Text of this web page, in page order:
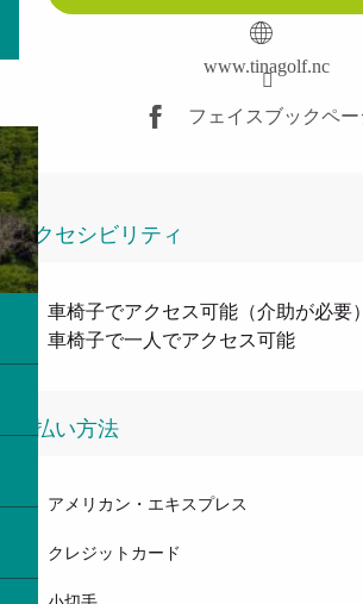
www.tinagolf.nc
フェイスブックペー
アクセシビリティ
車椅子でアクセス可能（介助が必要）
車椅子で一人でアクセス可能
支払い方法
アメリカン・エキスプレス
クレジットカード